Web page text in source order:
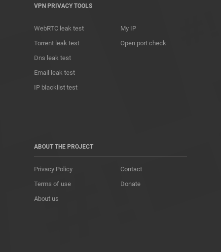
VPN PRIVACY TOOLS
WebRTC leak test
Torrent leak test
Dns leak test
Email leak test
IP blacklist test
My IP
Open port check
ABOUT THE PROJECT
Privacy Policy
Terms of use
About us
Contact
Donate